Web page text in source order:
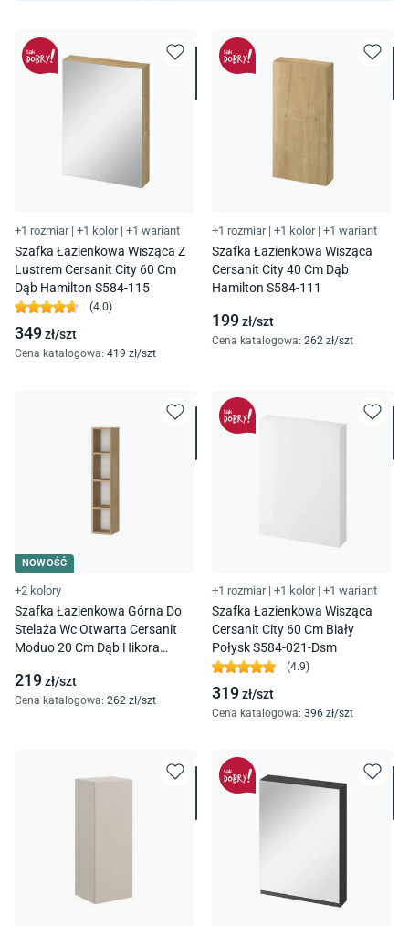
+1 rozmiar | +1 kolor | +1 wariant
Szafka Łazienkowa Wisząca Z
Lustrem Cersanit City 60 Cm
Dąb Hamilton S584-115
(4.0)
349zł/szt
Cena katalogowa: 419 zł/szt
+1 rozmiar | +1 kolor | +1 wariant
Szafka Łazienkowa Wisząca
Cersanit City 40 Cm Dąb
Hamilton S584-111
199zł/szt
Cena katalogowa: 262 zł/szt
NOWOŚĆ
+2 kolory
Szafka Łazienkowa Górna Do
Stelaża Wc Otwarta Cersanit
Moduo 20 Cm Dąb Hikora
219zł/szt
Cena katalogowa: 262 zł/szt
+1 rozmiar | +1 kolor | +1 wariant
Szafka Łazienkowa Wisząca
Cersanit City 60 Cm Biały
Połysk S584-021-Dsm
(4.9)
319zł/szt
Cena katalogowa: 396 zł/szt